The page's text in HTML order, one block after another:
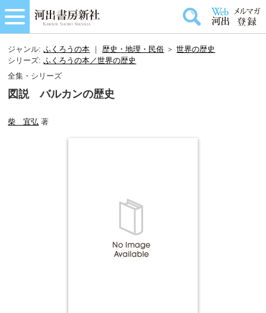
ジャンル:ふくろうの本 ｜歴史・地理・民俗 ＞世界の歴史
シリーズ:ふくろうの本／世界の歴史
全集・シリーズ
図説 バルカンの歴史
柴 宜弘 著